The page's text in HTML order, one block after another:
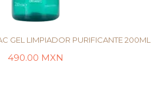
GEL LIMPIADOR PURIFICANTE 200ML
490.00 MXN